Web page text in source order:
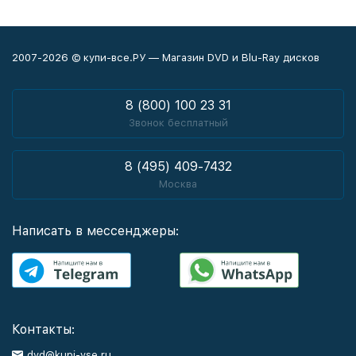
2007-2026 © купи-все.РУ — Магазин DVD и Blu-Ray дисков
8 (800) 100 23 31
Звонок бесплатный
8 (495) 409-7432
Москва
Написать в мессенджеры:
Контакты: